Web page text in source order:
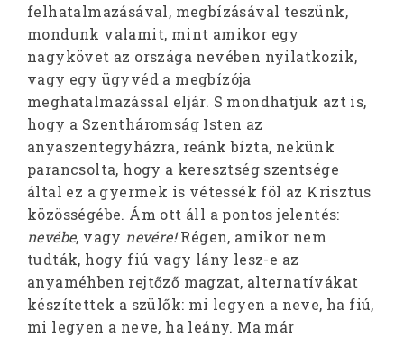
felhatalmazásával, megbízásával teszünk,
mondunk valamit, mint amikor egy
nagykövet az országa nevében nyilatkozik,
vagy egy ügyvéd a megbízója
meghatalmazással eljár. S mondhatjuk azt is,
hogy a Szentháromság Isten az
anyaszentegyházra, reánk bízta, nekünk
parancsolta, hogy a keresztség szentsége
által ez a gyermek is vétessék föl az Krisztus
közösségébe. Ám ott áll a pontos jelentés:
nevébe, vagy nevére!Régen, amikor nem
tudták, hogy fiú vagy lány lesz-e az
anyaméhben rejtőző magzat, alternatívákat
készítettek a szülők: mi legyen a neve, ha fiú,
mi legyen a neve, ha leány. Ma már